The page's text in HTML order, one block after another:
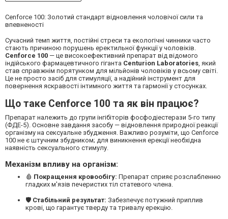
Cenforce 100: Золотий стандарт відновлення чоловічої сили та
впевненості
Сучасний темп життя, постійні стреси та екологічні чинники часто
стають причиною порушень еректильної функції у чоловіків.
Cenforce 100 — це високоефективний препарат від відомого
індійського фармацевтичного гіганта Centurion Laboratories, який
став справжнім порятунком для мільйонів чоловіків у всьому світі.
Це не просто засіб для стимуляції, а надійний інструмент для
повернення яскравості інтимного життя та гармонії у стосунках.
Що таке Cenforce 100 та як він працює?
Препарат належить до групи інгібіторів фосфодіестерази 5-го типу
(ФДЕ-5). Основне завдання засобу — відновлення природної реакції
організму на сексуальне збудження. Важливо розуміти, що Cenforce
100 не є штучним збудником; для виникнення ерекції необхідна
наявність сексуального стимулу.
Механізм впливу на організм:
🩸 Покращення кровообігу: Препарат сприяє розслабленню
гладких м'язів печеристих тіл статевого члена.
🛡 Стабільний результат: Забезпечує потужний приплив
крові, що гарантує тверду та тривалу ерекцію.